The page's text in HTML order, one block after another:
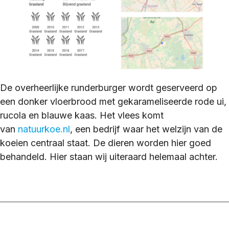
De overheerlijke runderburger wordt geserveerd op
een donker vloerbrood met gekarameliseerde rode ui,
rucola en blauwe kaas. Het vlees komt
van natuurkoe.nl, een bedrijf waar het welzijn van de
koeien centraal staat. De dieren worden hier goed
behandeld. Hier staan wij uiteraard helemaal achter.